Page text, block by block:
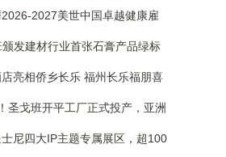
开 中远海运港口共建
2027美世中国卓越健康雇
发建材行业首张石膏产品绿标
亮相侨乡长乐 福州长乐福朋喜
圣戈班开平工厂正式投产，亚洲
尼四大IP主题专属展区，超100